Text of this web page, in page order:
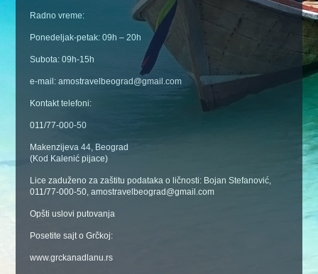
Radno vreme:
Ponedeljak-petak: 09h – 20h
Subota: 09h-15h
e-mail: amostravelbeograd@gmail.com
Kontakt telefoni:
011/77-000-50
Makenzijeva 44, Beograd
(Kod Kalenić pijace)
Lice zaduženo za zaštitu podataka o ličnosti: Bojan Stefanović,
011/77-000-50, amostravelbeograd@gmail.com
Opšti uslovi putovanja
Posetite sajt o Grčkoj:
www.grckanadlanu.rs